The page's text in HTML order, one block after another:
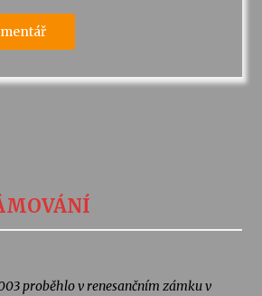
proběhlo v renesančním zámku v